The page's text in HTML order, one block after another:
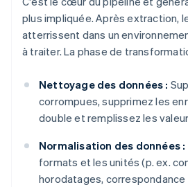
plus impliquée. Après extraction,
atterrissent dans un
à traiter. La phase de
Nettoyage des données :
corrompues, supprimez les
double et remplissez les
Normalisation des données :
formats et les unités (p. ex.
horodatages,